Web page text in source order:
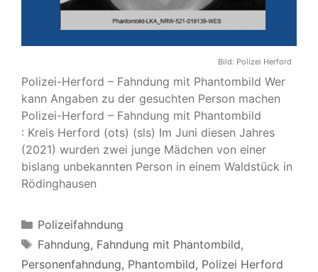
Bild: Polizei Herford
Polizei-Herford – Fahndung mit Phantombild Wer
kann Angaben zu der gesuchten Person machen
Polizei-Herford – Fahndung mit Phantombild
: Kreis Herford (ots) (sls) Im Juni diesen Jahres
(2021) wurden zwei junge Mädchen von einer
bislang unbekannten Person in einem Waldstück in
Rödinghausen
Kategorien
Polizeifahndung
Schlagwörter
Fahndung, Fahndung mit Phantombild,
Personenfahndung, Phantombild, Polizei Herford